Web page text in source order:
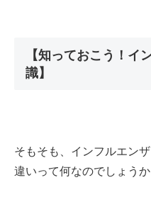
【知っておこう！イ
識】
そもそも、インフルエン
違いって何なのでしょうか